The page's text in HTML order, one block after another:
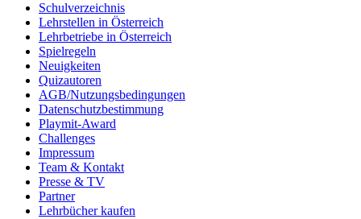
Schulverzeichnis
Lehrstellen in Österreich
Lehrbetriebe in Österreich
Spielregeln
Neuigkeiten
Quizautoren
AGB/Nutzungsbedingungen
Datenschutzbestimmung
Playmit-Award
Challenges
Impressum
Team & Kontakt
Presse & TV
Partner
Lehrbücher kaufen